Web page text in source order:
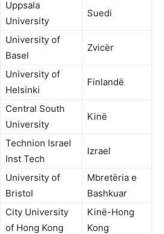
Uppsala
University
Suedi
University of
Basel
Zvicër
University of
Helsinki
Finlandë
Central South
University
Kinë
Technion Israel
Inst Tech
Izrael
University of
Bristol
Mbretëria e
Bashkuar
City University
of Hong Kong
Kinë-Hong
Kong